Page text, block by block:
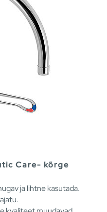
Care- kõrge
ja lihtne kasutada.